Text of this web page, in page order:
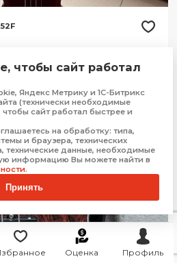
Оценка Профиль
Купить
чтобы сайт работал
Яндекс Метрику и 1С-Битрикс
(технически необходимые
сайт работал быстрее и
на обработку: типа,
и браузера, технических
технические данные, необходимые
информацию Вы можете найти в
.
Принять